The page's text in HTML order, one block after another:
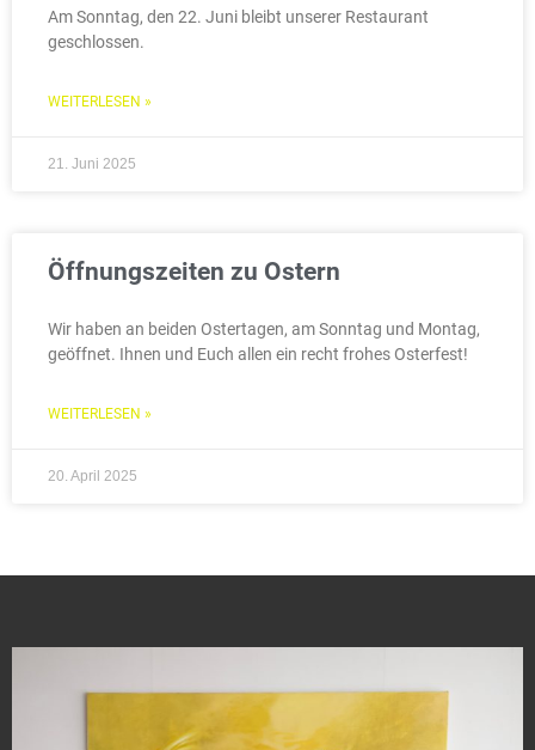
Am Sonntag, den 22. Juni bleibt unserer Restaurant
geschlossen.
WEITERLESEN »
21. Juni 2025
Öffnungszeiten zu Ostern
Wir haben an beiden Ostertagen, am Sonntag und Montag,
geöffnet. Ihnen und Euch allen ein recht frohes Osterfest!
WEITERLESEN »
20. April 2025